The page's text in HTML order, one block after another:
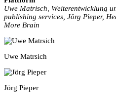
Uwe Matrisch, Weiterentwicklung
publishing services, Jörg Pieper,
More Brain
Uwe Matrsich
Jörg Pieper